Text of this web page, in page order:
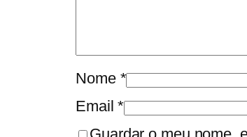
Nome *
Email*